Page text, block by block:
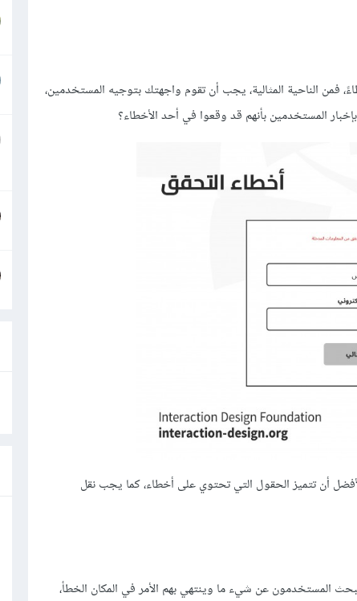
فمن الناحية المثالية، يجب أن تقوم واجهتك بتوجيه المستخدمين،
المستخدمين بأنهم قد وقعوا في أحد الأخطاء؟
أن تتميز الحقول التي تحتوي على أخطاء، كما يجب نقل
المستخدمون عن شيء ما وينتهي بهم الأمر في المكان الخطأ،